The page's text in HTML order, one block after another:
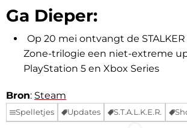
Ga Dieper:
Op 20 mei ontvangt de
Zone-trilogie een niet-extreme
PlayStation 5 en Xbox Series
Bron: Steam
Spelletjes Updates S.T.A.L.K.E.R.
Facebook